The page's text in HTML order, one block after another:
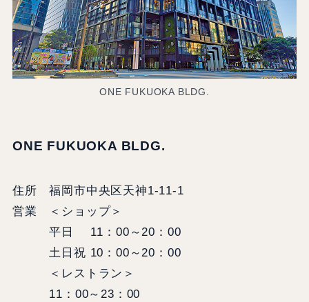
ONE FUKUOKA BLDG.
ONE FUKUOKA BLDG.
住所 福岡市中央区天神1-11-1
営業 ＜ショップ＞
平日 11：00～20：00
土日祝 10：00～20：00
＜レストラン＞
11：00～23：00